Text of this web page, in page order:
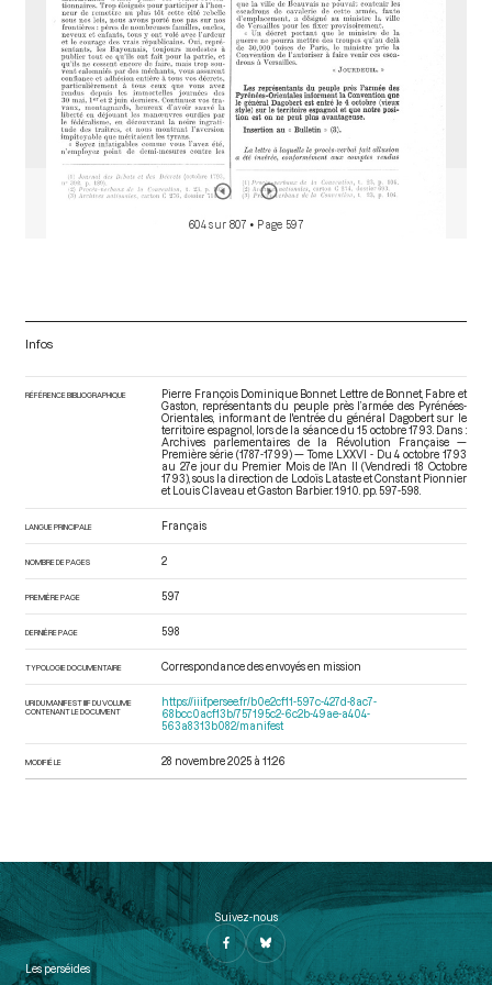
604 sur 807 • Page 597
Infos
RÉFÉRENCE BIBLIOGRAPHIQUE
Pierre François Dominique Bonnet. Lettre de Bonnet, Fabre et
Gaston, représentants du peuple près l’armée des Pyrénées-
Orientales, informant de l'entrée du général Dagobert sur le
territoire espagnol, lors de la séance du 15 octobre 1793. Dans :
Archives parlementaires de la Révolution Française —
Première série (1787-1799) — Tome LXXVI - Du 4 octobre 1793
au 27e jour du Premier Mois de l'An II (Vendredi 18 Octobre
1793) , sous la direction de Lodoïs Lataste et Constant Pionnier
et Louis Claveau et Gaston Barbier. 1910. pp. 597-598.
LANGUE PRINCIPALE Français
NOMBRE DE PAGES 2
PREMIÈRE PAGE 597
DERNIÈRE PAGE 598
TYPOLOGIE DOCUMENTAIRE Correspondance des envoyés en mission
URI DU MANIFEST IIIF DU VOLUME
CONTENANT LE DOCUMENT
https://iiif.persee.fr/b0e2cf11-597c-427d-8ac7-
68bcc0acf13b/757195c2-6c2b-49ae-a404-
563a8313b082/manifest
MODIFIÉ LE 28 novembre 2025 à 11:26
Suivez-nous
Les perséides